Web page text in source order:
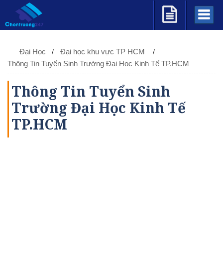
Đại Học
Đại học khu vực TP HCM
Thông Tin Tuyển Sinh Trường Đại Học Kinh Tế TP.HCM
Thông Tin Tuyển Sinh
Trường Đại Học Kinh Tế
TP.HCM